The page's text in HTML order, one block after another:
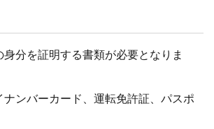
分を証明する書類が必要となりま
ナンバーカード、運転免許証、パスポ